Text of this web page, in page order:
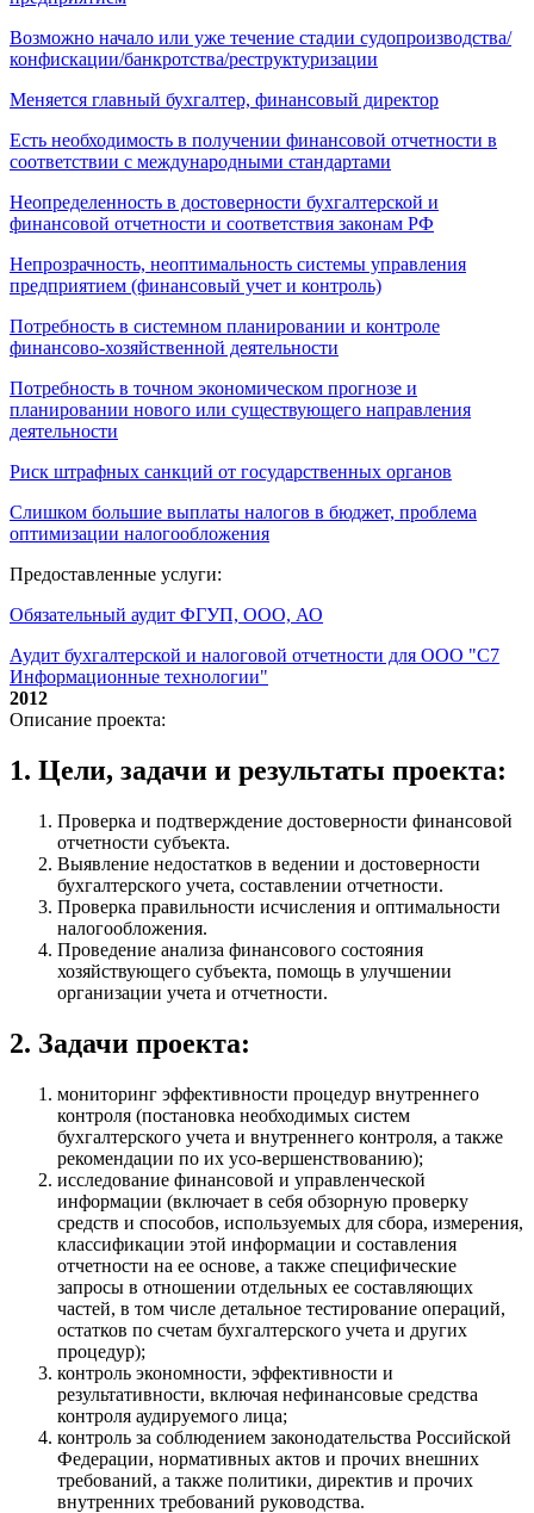
Возможно начало или уже течение стадии судопроизводства/
конфискации/банкротства/реструктуризации
Меняется главный бухгалтер, финансовый директор
Есть необходимость в получении финансовой отчетности в
соответствии с международными стандартами
Неопределенность в достоверности бухгалтерской и
финансовой отчетности и соответствия законам РФ
Непрозрачность, неоптимальность системы управления
предприятием (финансовый учет и контроль)
Потребность в системном планировании и контроле
финансово-хозяйственной деятельности
Потребность в точном экономическом прогнозе и
планировании нового или существующего направления
деятельности
Риск штрафных санкций от государственных органов
Слишком большие выплаты налогов в бюджет, проблема
оптимизации налогообложения
Предоставленные услуги:
Обязательный аудит ФГУП, ООО, АО
Аудит бухгалтерской и налоговой отчетности для ООО "С7
Информационные технологии"
2012
Описание проекта:
1. Цели, задачи и результаты проекта:
Проверка и подтверждение достоверности финансовой
отчетности субъекта.
Выявление недостатков в ведении и достоверности
бухгалтерского учета, составлении отчетности.
Проверка правильности исчисления и оптимальности
налогообложения.
Проведение анализа финансового состояния
хозяйствующего субъекта, помощь в улучшении
организации учета и отчетности.
2. Задачи проекта:
мониторинг эффективности процедур внутреннего
контроля (постановка необходимых систем
бухгалтерского учета и внутреннего контроля, а также
рекомендации по их усо-вершенствованию);
исследование финансовой и управленческой
информации (включает в себя обзорную проверку
средств и способов, используемых для сбора, измерения,
классификации этой информации и составления
отчетности на ее основе, а также специфические
запросы в отношении отдельных ее составляющих
частей, в том числе детальное тестирование операций,
остатков по счетам бухгалтерского учета и других
процедур);
контроль экономности, эффективности и
результативности, включая нефинансовые средства
контроля аудируемого лица;
контроль за соблюдением законодательства Российской
Федерации, нормативных актов и прочих внешних
требований, а также политики, директив и прочих
внутренних требований руководства.